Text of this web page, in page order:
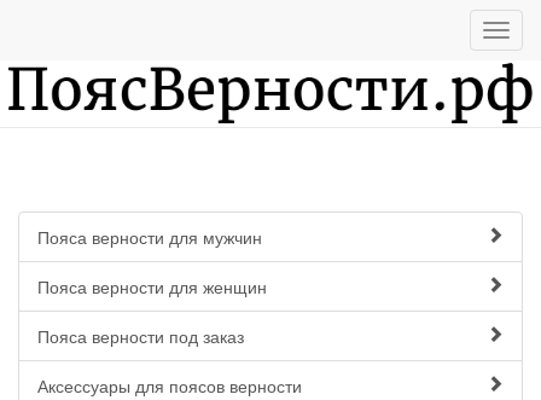
Пояса верности для мужчин
Пояса верности для женщин
Пояса верности под заказ
Аксессуары для поясов верности